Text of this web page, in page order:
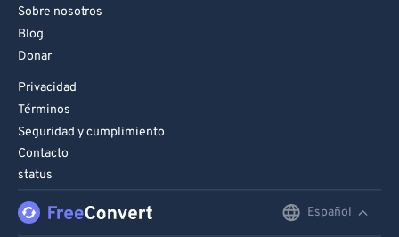
Sobre nosotros
Blog
Donar
Privacidad
Términos
Seguridad y cumplimiento
Contacto
status
Español